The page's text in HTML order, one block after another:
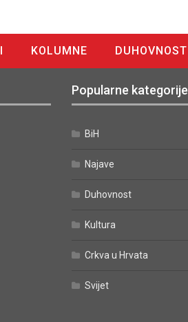
KOLUMNE DUHOVNOST
Popularne kategorije
BiH
Najave
Duhovnost
Kultura
Crkva u Hrvata
Svijet